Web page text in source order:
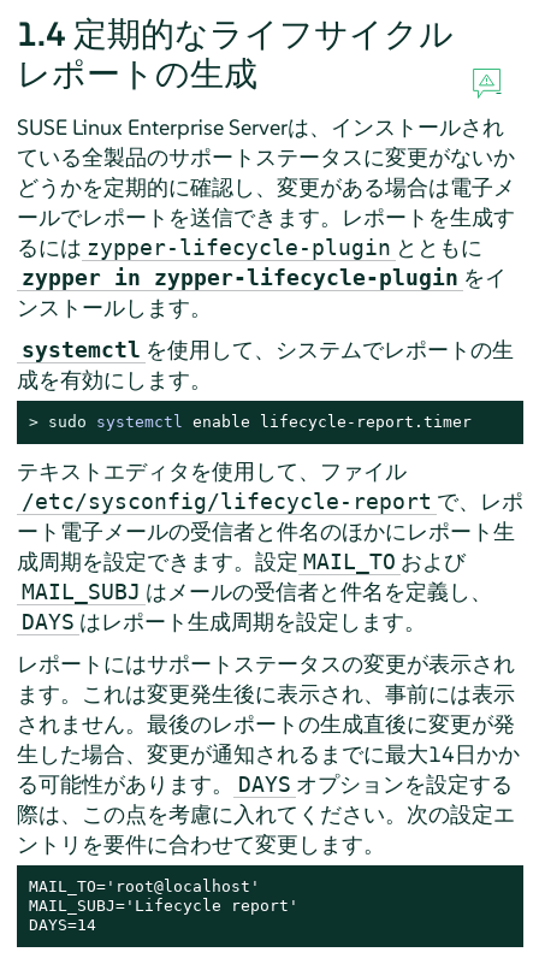
1.4 定期的なライフサイクル
レポートの生成
SUSE Linux Enterprise Serverは、インストールされ
ている全製品のサポートステータスに変更がないか
どうかを定期的に確認し、変更がある場合は電子メ
ールでレポートを送信できます。レポートを生成す
るには zypper-lifecycle-plugin とともに
zypper in zypper-lifecycle-plugin をイ
ンストールします。
systemctl を使用して、システムでレポートの生
成を有効にします。
> sudo systemctl enable lifecycle-report.timer
テキストエディタを使用して、ファイル
/etc/sysconfig/lifecycle-report で、レポ
ート電子メールの受信者と件名のほかにレポート生
成周期を設定できます。設定 MAIL_TO および
MAIL_SUBJ はメールの受信者と件名を定義し、
DAYS はレポート生成周期を設定します。
レポートにはサポートステータスの変更が表示され
ます。これは変更発生後に表示され、事前には表示
されません。最後のレポートの生成直後に変更が発
生した場合、変更が通知されるまでに最大14日かか
る可能性があります。
DAYS オプションを設定する
際は、この点を考慮に入れてください。次の設定エ
ントリを要件に合わせて変更します。
MAIL_TO='root@localhost'
MAIL_SUBJ='Lifecycle report'
DAYS=14